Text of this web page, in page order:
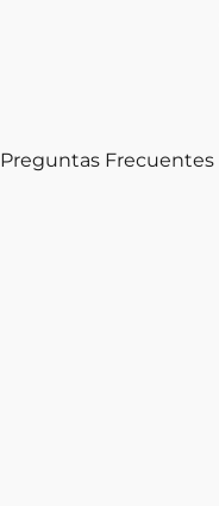
Preguntas Frecuentes